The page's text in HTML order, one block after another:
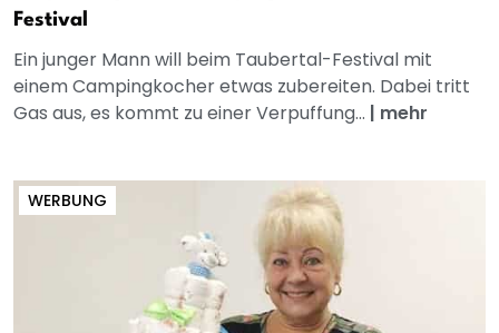
Festival
Ein junger Mann will beim Taubertal-Festival mit
einem Campingkocher etwas zubereiten. Dabei tritt
Gas aus, es kommt zu einer Verpuffung... | mehr
WERBUNG